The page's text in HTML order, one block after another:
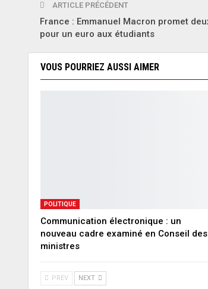
ARTICLE PRÉCÉDENT
France : Emmanuel Macron promet
pour un euro aux étudiants
VOUS POURRIEZ AUSSI AIMER
POLITIQUE
Communication électronique : un
nouveau cadre examiné en Conseil des
ministres
PREV NEXT